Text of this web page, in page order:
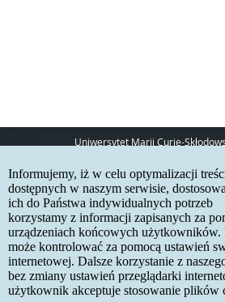
Uniwersytet Marii Curie-
20-031 Lublin
www:http://umcs.pl
Internetowa Rekrutacja
IRK 1.21.3 (6bf78478) ::
mapa strony
deklaracja dostępności
kontakt
Informujemy, iż w celu optymalizacji
dostępnych w naszym serwisie,
ich do Państwa indywidualnych potrzeb
korzystamy z informacji zapisanych za
urządzeniach końcowych
może kontrolować za pomocą ustawień
internetowej. Dalsze korzystanie z
bez zmiany ustawień przeglądarki
użytkownik akceptuje stosowanie plików